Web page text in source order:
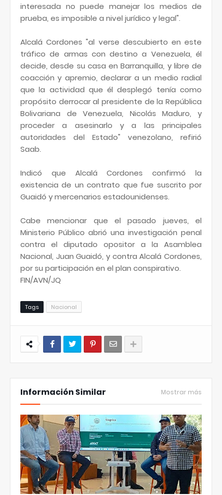
interesada no puede manejar los medios de
prueba, es imposible a nivel jurídico y legal".
Alcalá Cordones "al verse descubierto en este
tráfico de armas con destino a Venezuela, él
decide, desde su casa en Barranquilla, y libre de
coacción y apremio, declarar a un medio radial
que la actividad que él desplegó tenía como
propósito derrocar al presidente de la República
Bolivariana de Venezuela, Nicolás Maduro, y
proceder a asesinarlo y a las principales
autoridades del Estado" venezolano, refirió
Saab.
Indicó que Alcalá Cordones confirmó la
existencia de un contrato que fue suscrito por
Guaidó y mercenarios estadounidenses.
Cabe mencionar que el pasado jueves, el
Ministerio Público abrió una investigación penal
contra el diputado opositor a la Asamblea
Nacional, Juan Guaidó, y contra Alcalá Cordones,
por su participación en el plan conspirativo.
FIN/AVN/JQ
Tags Nacional
Información Similar Mostrar más